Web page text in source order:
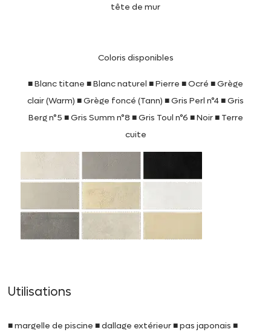
tête de mur
Coloris disponibles
■ Blanc titane ■ Blanc naturel ■ Pierre ■ Ocré ■ Grège
clair (Warm) ■ Grège foncé (Tann) ■ Gris Perl n°4 ■ Gris
Berg n°5 ■ Gris Summ n°8 ■ Gris Toul n°6 ■ Noir ■ Terre
cuite
Utilisations
■ margelle de piscine ■ dallage extérieur ■ pas japonais ■